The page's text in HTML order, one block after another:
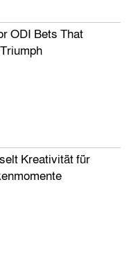
ODI Bets That
Kreativität für